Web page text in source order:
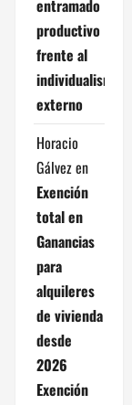
entramado
productivo
frente al
individualismo
externo
Horacio
Gálvezen
Exención
total en
Ganancias
para
alquileres
de vivienda
desde
2026
Exención